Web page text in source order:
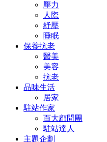
壓力
人際
紓壓
睡眠
保養抗老
醫美
美容
抗老
品味生活
居家
駐站作家
百大顧問團
駐站達人
主題企劃